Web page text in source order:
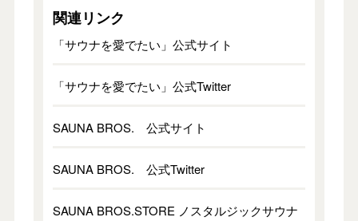
関連リンク
「サウナを愛でたい」公式サイト
「サウナを愛でたい」公式Twitter
SAUNA BROS. 公式サイト
SAUNA BROS. 公式Twitter
SAUNA BROS.STORE ノスタルジックサウナ